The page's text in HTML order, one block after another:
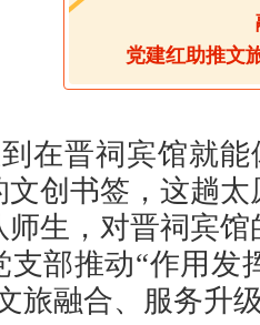
党建红助推文
在晋祠宾馆就
文创书签，这趟
师生，对晋祠宾
支部推动“作用
旅融合、服务升